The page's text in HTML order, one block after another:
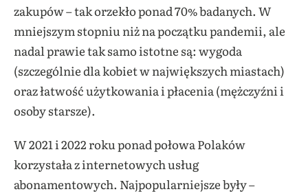
zakupów – tak orzekło ponad 70% badanych. W
mniejszym stopniu niż na początku pandemii, ale
nadal prawie tak samo istotne są: wygoda
(szczególnie dla kobiet w największych miastach)
oraz łatwość użytkowania i płacenia (mężczyźni i
osoby starsze).
W 2021 i 2022 roku ponad połowa Polaków
korzystała z internetowych usług
abonamentowych. Najpopularniejsze były –